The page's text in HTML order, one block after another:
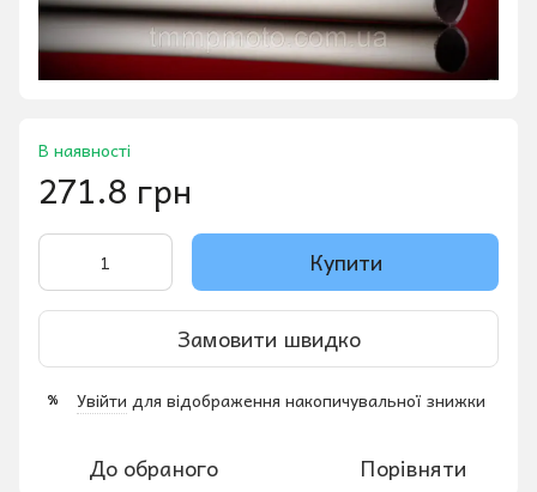
В наявності
271.8 грн
Купити
Замовити швидко
% Увійти для відображення накопичувальної знижки
До обраного Порівняти